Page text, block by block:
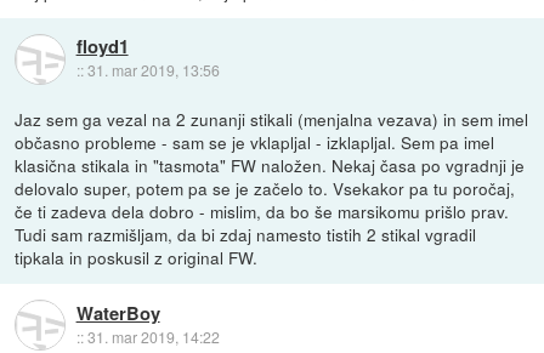
floyd1
::31. mar 2019, 13:56
Jaz sem ga vezal na 2 zunanji stikali (menjalna vezava) in sem imel
občasno probleme - sam se je vklapljal - izklapljal. Sem pa imel
klasična stikala in "tasmota" FW naložen. Nekaj časa po vgradnji je
delovalo super, potem pa se je začelo to. Vsekakor pa tu poročaj,
če ti zadeva dela dobro - mislim, da bo še marsikomu prišlo prav.
Tudi sam razmišljam, da bi zdaj namesto tistih 2 stikal vgradil
tipkala in poskusil z original FW.
WaterBoy
::31. mar 2019, 14:22